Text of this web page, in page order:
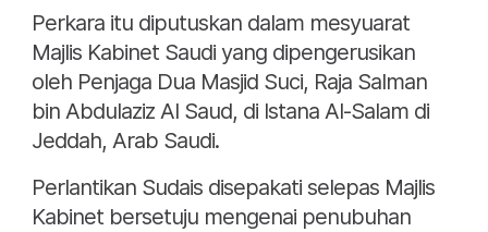
Perkara itu diputuskan dalam mesyuarat
Majlis Kabinet Saudi yang dipengerusikan
oleh Penjaga Dua Masjid Suci, Raja Salman
bin Abdulaziz Al Saud, di Istana Al-Salam di
Jeddah, Arab Saudi.
Perlantikan Sudais disepakati selepas Majlis
Kabinet bersetuju mengenai penubuhan